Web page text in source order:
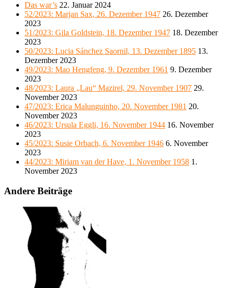
Das war’s 22. Januar 2024
52/2023: Marjan Sax, 26. Dezember 1947 26. Dezember
2023
51/2023: Gila Goldstein, 18. Dezember 1947 18. Dezember
2023
50/2023: Lucia Sánchez Saornil, 13. Dezember 1895 13.
Dezember 2023
49/2023: Mao Hengfeng, 9. Dezember 1961 9. Dezember
2023
48/2023: Laura „Lau“ Mazirel, 29. November 1907 29.
November 2023
47/2023: Erica Malunguinho, 20. November 1981 20.
November 2023
46/2023: Ursula Eggli, 16. November 1944 16. November
2023
45/2023: Susie Orbach, 6. November 1946 6. November
2023
44/2023: Miriam van der Have, 1. November 1958 1.
November 2023
Andere Beiträge